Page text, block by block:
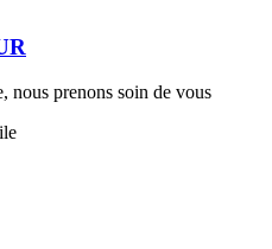
nous prenons soin de vous